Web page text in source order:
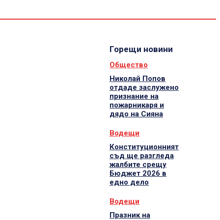
Горещи новини
Общество
Николай Попов
отдаде заслужено
признание на
пожарникаря и
дядо на Сияна
Водещи
Конституционният
съд ще разгледа
жалбите срещу
Бюджет 2026 в
едно дело
Водещи
Празник на